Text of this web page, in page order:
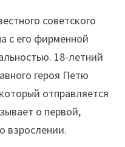
советского
с его фирменной
18-летний
героя Петю
отправляется
о первой,
взрослении.